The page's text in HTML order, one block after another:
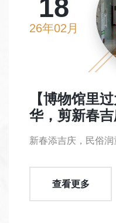
18
26年02月
【博物馆里
华，剪新春
新春添吉庆，民俗
查看更多